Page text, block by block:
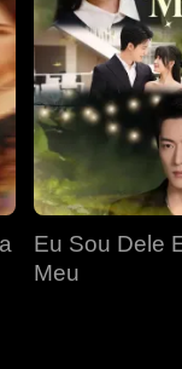
Eu Sou Dele
Meu